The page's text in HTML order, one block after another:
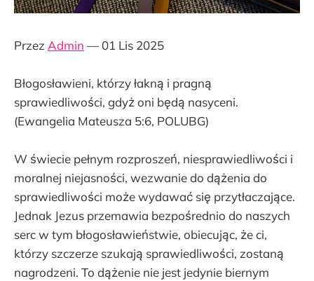
Przez Admin — 01 Lis 2025
Błogosławieni, którzy łakną i pragną
sprawiedliwości, gdyż oni będą nasyceni.
(Ewangelia Mateusza 5:6, POLUBG)
W świecie pełnym rozproszeń, niesprawiedliwości i
moralnej niejasności, wezwanie do dążenia do
sprawiedliwości może wydawać się przytłaczające.
Jednak Jezus przemawia bezpośrednio do naszych
serc w tym błogosławieństwie, obiecując, że ci,
którzy szczerze szukają sprawiedliwości, zostaną
nagrodzeni. To dążenie nie jest jedynie biernym